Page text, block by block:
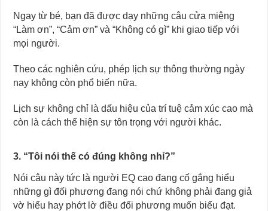
Ngay từ bé, bạn đã được dạy những câu cửa miệng
“Làm ơn”, “Cảm ơn” và “Không có gì” khi giao tiếp với
mọi người.
Theo các nghiên cứu, phép lịch sự thông thường ngày
nay không còn phổ biến nữa.
Lịch sự không chỉ là dấu hiệu của trí tuệ cảm xúc cao mà
còn là cách thể hiện sự tôn trọng với người khác.
3. “Tôi nói thế có đúng không nhỉ?”
Nói câu này tức là người EQ cao đang cố gắng hiểu
những gì đối phương đang nói chứ không phải đang giả
vờ hiểu hay phớt lờ điều đối phương muốn biểu đạt.